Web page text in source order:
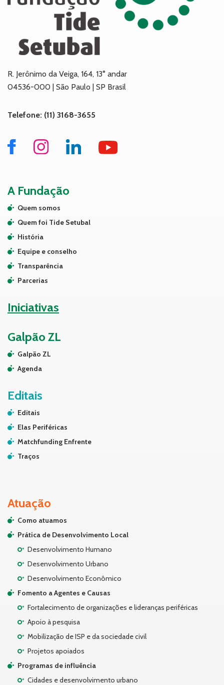
R. Jerônimo da Veiga, 164, 13° andar
04536-000 | São Paulo | SP Brasil
Telefone: (11) 3168-3655
A Fundação
Quem somos
Quem foi Tide Setubal
História
Equipe e conselho
Transparência
Parcerias
Iniciativas
Galpão ZL
Galpão ZL
Agenda
Editais
Editais
Elas Periféricas
Matchfunding Enfrente
Traços
Atuação
Como atuamos
Prática de Desenvolvimento Local
Desenvolvimento Humano
Desenvolvimento Urbano
Desenvolvimento Econômico
Fomento a Agentes e Causas
Fortalecimento de organizações e lideranças periféricas
Apoio à pesquisa
Mobilização de ISP e da sociedade civil
Projetos apoiados
Programas de influência
Cidades e desenvolvimento urbano